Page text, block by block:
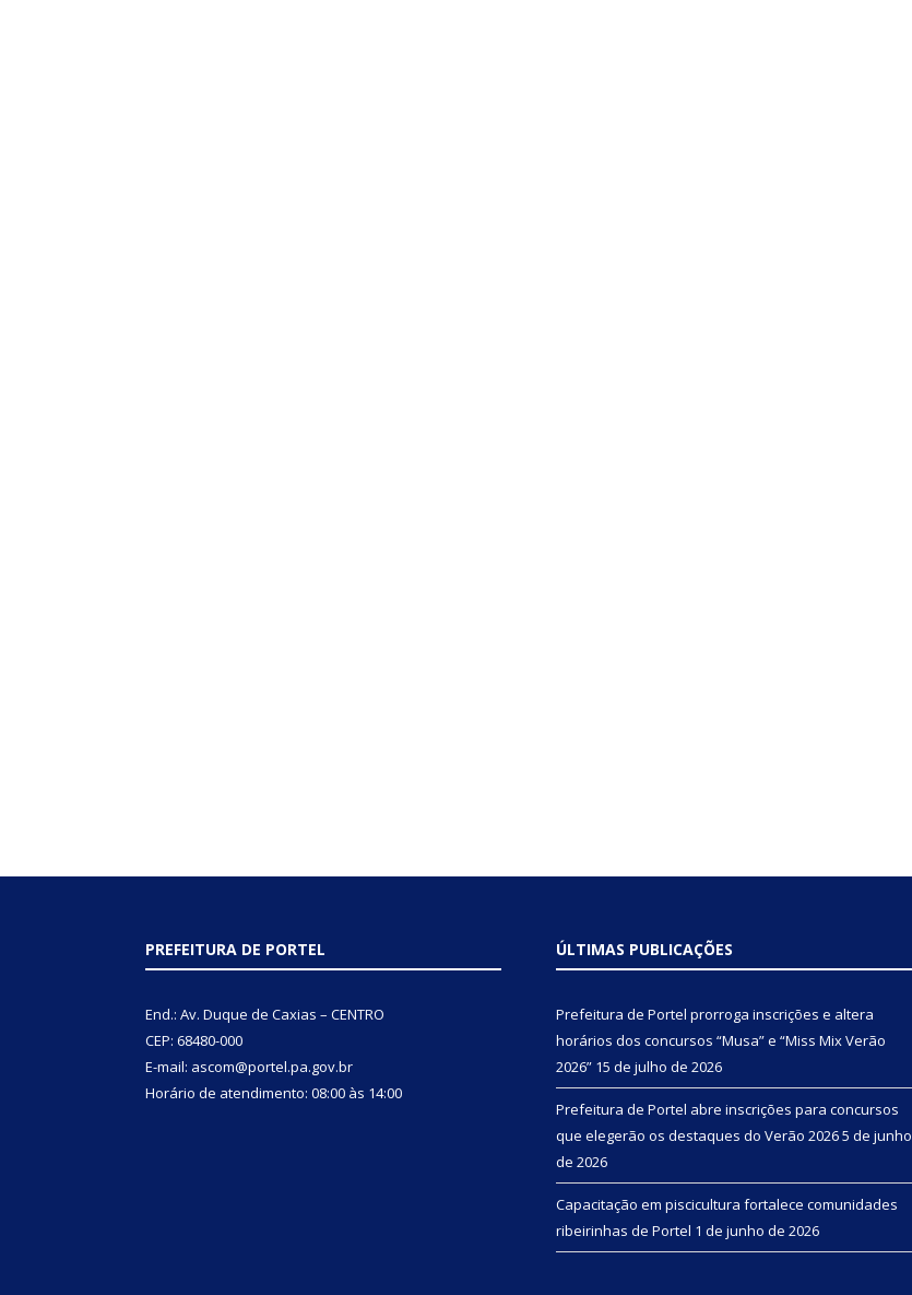
PREFEITURA DE PORTEL
End.: Av. Duque de Caxias – CENTRO
CEP: 68480-000
E-mail: ascom@portel.pa.gov.br
Horário de atendimento: 08:00 às 14:00
ÚLTIMAS PUBLICAÇÕES
Prefeitura de Portel prorroga inscrições e altera
horários dos concursos “Musa” e “Miss Mix Verão
2026” 15 de julho de 2026
Prefeitura de Portel abre inscrições para concursos
que elegerão os destaques do Verão 20265 de junho
de 2026
Capacitação em piscicultura fortalece comunidades
ribeirinhas de Portel 1 de junho de 2026